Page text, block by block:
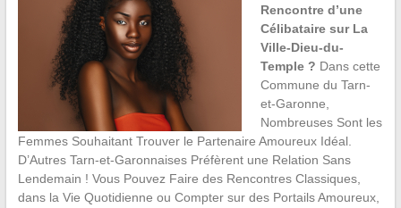
Rencontre d’une
Célibataire sur La
Ville-Dieu-du-
Temple ? Dans cette
Commune du Tarn-
et-Garonne,
Nombreuses Sont les
Femmes Souhaitant Trouver le Partenaire Amoureux Idéal.
D’Autres Tarn-et-Garonnaises Préfèrent une Relation Sans
Lendemain ! Vous Pouvez Faire des Rencontres Classiques,
dans la Vie Quotidienne ou Compter sur des Portails Amoureux,